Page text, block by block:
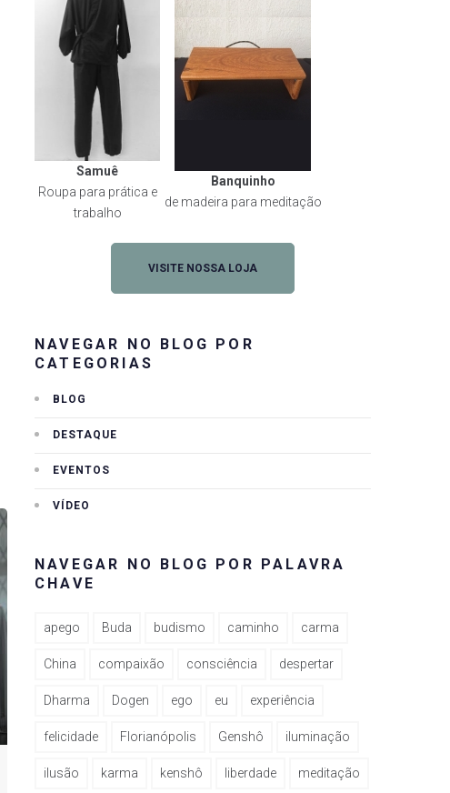
Samuê
Roupa para prática e
trabalho
Banquinho
de madeira para meditação
VISITE NOSSA LOJA
NAVEGAR NO BLOG POR
CATEGORIAS
BLOG
DESTAQUE
EVENTOS
VÍDEO
NAVEGAR NO BLOG POR PALAVRA
CHAVE
apego Buda budismo caminho carma
China compaixão consciência despertar
Dharma Dogen ego eu experiência
felicidade Florianópolis Genshô iluminação
ilusão karma kenshô liberdade meditação